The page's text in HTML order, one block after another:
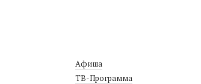
Афиша
ТВ-Программа